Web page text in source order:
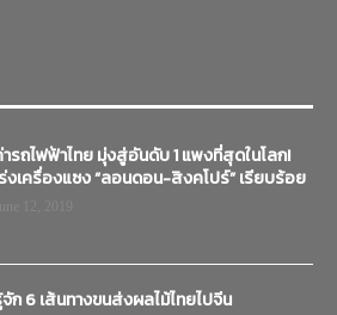
รถไฟฟ้าไทย มุ่งสู่อันดับ 1 แพงที่สุดในโลก!
งเครื่องแซง “ลอนดอน-สิงคโปร์” เรียบร้อย
ก 6 เส้นทางขนส่งผลไม้ไทยไปจีน